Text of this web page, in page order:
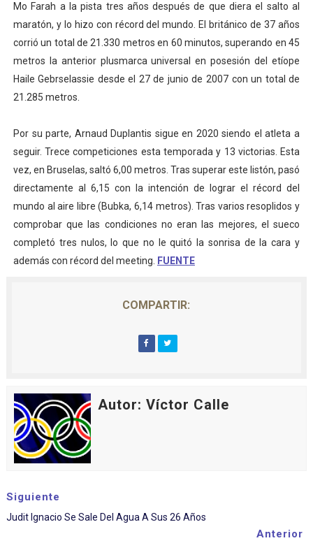
Mo Farah a la pista tres años después de que diera el salto al
maratón, y lo hizo con récord del mundo. El británico de 37 años
corrió un total de 21.330 metros en 60 minutos, superando en 45
metros la anterior plusmarca universal en posesión del etíope
Haile Gebrselassie desde el 27 de junio de 2007 con un total de
21.285 metros.
Por su parte, Arnaud Duplantis sigue en 2020 siendo el atleta a
seguir. Trece competiciones esta temporada y 13 victorias. Esta
vez, en Bruselas, saltó 6,00 metros. Tras superar este listón, pasó
directamente al 6,15 con la intención de lograr el récord del
mundo al aire libre (Bubka, 6,14 metros). Tras varios resoplidos y
comprobar que las condiciones no eran las mejores, el sueco
completó tres nulos, lo que no le quitó la sonrisa de la cara y
además con récord del meeting.
FUENTE
COMPARTIR:
Autor: Víctor Calle
Siguiente
Judit Ignacio Se Sale Del Agua A Sus 26 Años
Anterior